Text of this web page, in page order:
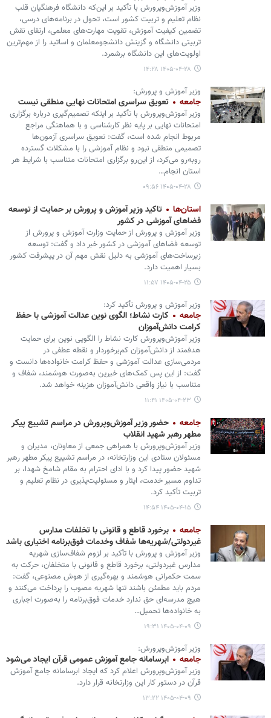
وزیر آموزش‌وپرورش با تأکید بر این‌که دانشگاه فرهنگیان قلب
نظام تعلیم و تربیت کشور است، تحول در برنامه‌های درسی،
تضمین کیفیت آموزش، تقویت مهارت‌های معلمی، ارتقای نقش
تربیتی دانشگاه و گزینش دانشجومعلمان و اساتید را از مهم‌ترین
اولویت‌های این دانشگاه برشمرد.
۱۴۰۵-۰۴-۲۸ ۱۴:۲۸
وزیر آموزش و پرورش:
جامعه تعویق سراسری امتحانات نهایی منطقی نیست
وزیر آموزش‌وپرورش با تأکید بر اینکه تصمیم‌گیری درباره برگزاری
امتحانات نهایی بر پایه نظر کارشناسی و با هماهنگی مراجع
مربوط انجام شده است، گفت: تعویق سراسری آزمون‌ها
تصمیمی منطقی نبود و نظام آموزشی را با مشکلات گسترده
روبه‌رو می‌کرد، از این‌رو برگزاری امتحانات متناسب با شرایط هر
استان انجام…
۱۴۰۵-۰۴-۲۸ ۰۹:۵۶
استان‌ها
تاکید وزیر آموزش و پرورش بر حمایت از توسعه
فضاهای آموزشی در کشور
وزیر آموزش و پرورش از حمایت وزارت آموزش و پرورش از
توسعه فضاهای آموزشی در کشور خبر داد و گفت: توسعه
زیرساخت‌های آموزشی به دلیل نقش مهم آن در پیشرفت کشور
بسیار اهمیت دارد.
۱۴۰۵-۰۴-۲۵ ۱۱:۵۷
وزیر آموزش و پرورش تأکید کرد:
جامعه
کارت نشاط؛ الگوی نوین عدالت آموزشی با حفظ
کرامت دانش‌آموزان
وزیر آموزش‌وپرورش کارت نشاط را الگویی نوین برای حمایت
هدفمند از دانش‌آموزان کم‌برخوردار و نقطه عطفی در
مردمی‌سازی عدالت آموزشی و حفظ کرامت خانواده‌ها دانست و
گفت: از این پس کمک‌های خیرین به‌صورت هوشمند، شفاف و
متناسب با نیاز واقعی دانش‌آموزان هزینه خواهد شد.
۱۴۰۵-۰۴-۲۳ ۱۱:۴۱
جامعه
حضور وزیر آموزش‌وپرورش در مراسم تشییع پیکر
مطهر رهبر شهید انقلاب
وزیر آموزش‌وپرورش با همراهی جمعی از معاونان، مدیران و
مسئولان ستادی این وزارتخانه، در مراسم تشییع پیکر مطهر رهبر
شهید حضور پیدا کرد و با ادای احترام به مقام شامخ شهدا، بر
تداوم مسیر خدمت، ایثار و مسئولیت‌پذیری در نظام تعلیم و
تربیت تأکید کرد.
۱۴۰۵-۰۴-۱۵ ۱۴:۵۴
جامعه
برخورد قاطع و قانونی با تخلفات مدارس
غیردولتی/شهریه‌ها شفاف وخدمات فوق‌برنامه اختیاری باشد
وزیر آموزش و پرورش با تأکید بر لزوم شفاف‌سازی شهریه
مدارس غیردولتی، برخورد قاطع و قانونی با متخلفان، حرکت به
سمت حکمرانی هوشمند و بهره‌گیری از هوش مصنوعی، گفت:
مردم باید مطمئن باشند تنها شهریه مصوب را پرداخت می‌کنند و
هیچ مدرسه‌ای حق ندارد خدمات فوق‌برنامه را به‌صورت اجباری
به خانواده‌ها تحمیل…
۱۴۰۵-۰۴-۰۹ ۱۹:۳۱
وزیر آموزش‌وپرورش:
جامعه ابرسامانه جامع آموزش عمومی قرآن ایجاد می‌شود
وزیر آموزش‌وپرورش اعلام کرد که ایجاد ابرسامانه جامع آموزش
قرآن در دستور کار این وزارتخانه قرار دارد.
۱۴۰۵-۰۴-۰۹ ۱۳:۲۲